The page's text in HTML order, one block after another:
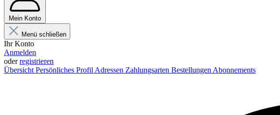
Mein Konto
Menü schließen
Ihr Konto
Anmelden
oderregistrieren
Übersicht Persönliches Profil Adressen Zahlungsarten Bestellungen Abonnements